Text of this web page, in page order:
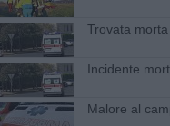
Trovata
Incidente
Malore al